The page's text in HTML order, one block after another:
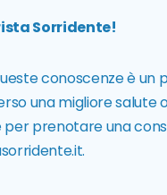
Sorridente!
conoscenze è un
una migliore salute
per prenotare una
.